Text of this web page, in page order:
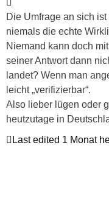
Die Umfrage an sich
niemals die echte
Niemand kann doch
seiner Antwort dann
landet? Wenn man
leicht „verifizierbar“.
Also lieber lügen oder
heutzutage in
Last edited 1 Monat